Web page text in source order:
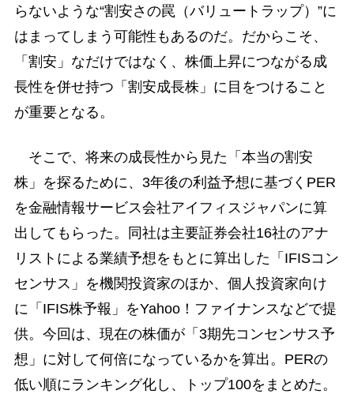
らないような“割安さの罠（バリュートラップ）”に
はまってしまう可能性もあるのだ。だからこそ、
「割安」なだけではなく、株価上昇につながる成
長性を併せ持つ「割安成長株」に目をつけること
が重要となる。
そこで、将来の成長性から見た「本当の割安
株」を探るために、3年後の利益予想に基づくPER
を金融情報サービス会社アイフィスジャパンに算
出してもらった。同社は主要証券会社16社のアナ
リストによる業績予想をもとに算出した「IFISコン
センサス」を機関投資家のほか、個人投資家向け
に「IFIS株予報」をYahoo！ファイナンスなどで提
供。今回は、現在の株価が「3期先コンセンサス予
想」に対して何倍になっているかを算出。PERの
低い順にランキング化し、トップ100をまとめた。